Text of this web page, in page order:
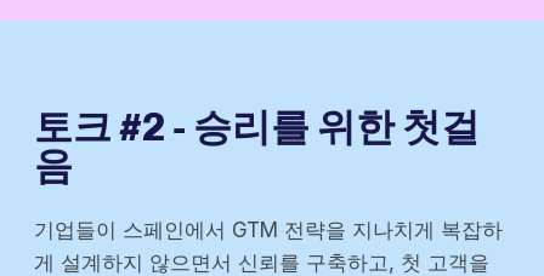
토크 #2 - 승리를 위한 첫걸
음
기업들이 스페인에서 GTM 전략을 지나치게 복잡하
게 설계하지 않으면서 신뢰를 구축하고, 첫 고객을